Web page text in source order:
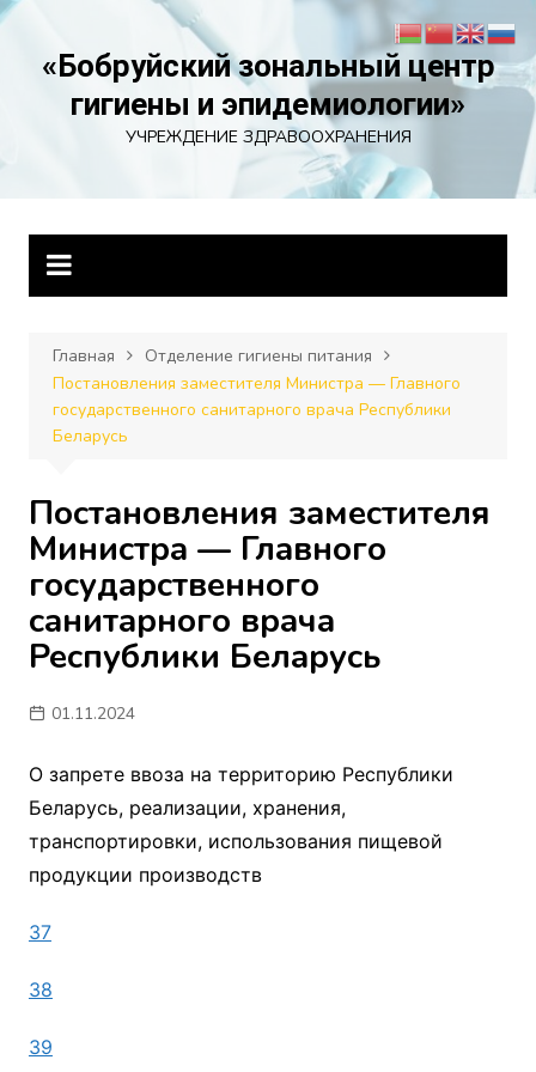
Перейти
содержимому
«Бобруйский зональный центр
гигиены и эпидемиологии»
УЧРЕЖДЕНИЕ ЗДРАВООХРАНЕНИЯ
Главная
Отделение гигиены питания
Постановления заместителя Министра — Главного
государственного санитарного врача Республики
Беларусь
Постановления заместителя
Министра — Главного
государственного
санитарного врача
Республики Беларусь
01.11.2024
О запрете ввоза на территорию Республики
Беларусь, реализации, хранения,
транспортировки, использования пищевой
продукции производств
37
38
39